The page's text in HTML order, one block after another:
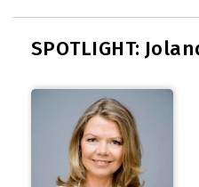
SPOTLIGHT: